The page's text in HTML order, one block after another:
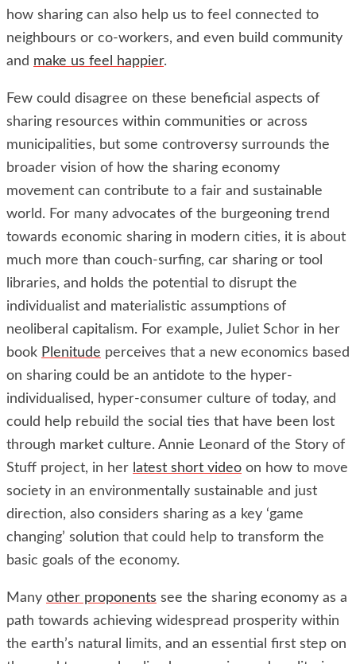
how sharing can also help us to feel connected to
neighbours or co-workers, and even build community
and make us feel happier.
Few could disagree on these beneficial aspects of
sharing resources within communities or across
municipalities, but some controversy surrounds the
broader vision of how the sharing economy
movement can contribute to a fair and sustainable
world. For many advocates of the burgeoning trend
towards economic sharing in modern cities, it is about
much more than couch-surfing, car sharing or tool
libraries, and holds the potential to disrupt the
individualist and materialistic assumptions of
neoliberal capitalism. For example, Juliet Schor in her
book Plenitude perceives that a new economics based
on sharing could be an antidote to the hyper-
individualised, hyper-consumer culture of today, and
could help rebuild the social ties that have been lost
through market culture. Annie Leonard of the Story of
Stuff project, in her latest short video on how to move
society in an environmentally sustainable and just
direction, also considers sharing as a key ‘game
changing’ solution that could help to transform the
basic goals of the economy.
Many other proponents see the sharing economy as a
path towards achieving widespread prosperity within
the earth’s natural limits, and an essential first step on